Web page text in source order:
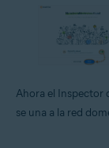
Ahora el Inspector
se una a la red